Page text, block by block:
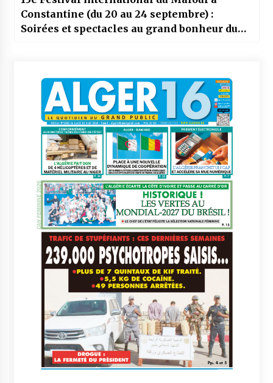
Constantine (du 20 au 24 septembre) :
Soirées et spectacles au grand bonheur du